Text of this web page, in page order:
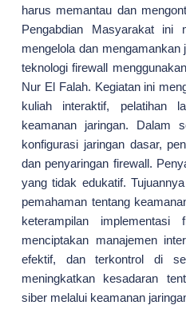
harus memantau dan
Pengabdian Masyarakat ini
mengelola dan
teknologi firewall
Nur El Falah. Kegiatan ini
kuliah interaktif, pelatihan
keamanan jaringan. Dalam
konfigurasi jaringan dasar,
dan penyaringan firewall.
yang tidak edukatif.
pemahaman tentang
keterampilan
menciptakan manajemen
efektif, dan terkontrol di
meningkatkan kesadaran
siber melalui keamanan